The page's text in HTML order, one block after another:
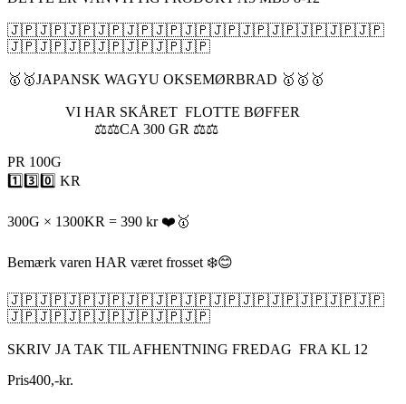
🇯🇵🇯🇵🇯🇵🇯🇵🇯🇵🇯🇵🇯🇵🇯🇵🇯🇵🇯🇵🇯🇵🇯🇵🇯🇵
🇯🇵🇯🇵🇯🇵🇯🇵🇯🇵🇯🇵🇯🇵
🥇🥇JAPANSK WAGYU OKSEMØRBRAD 🥇🥇🥇
VI HAR SKÅRET FLOTTE BØFFER
⚖️⚖️CA 300 GR ⚖️⚖️
PR 100G
1️⃣3️⃣0️⃣ KR
300G × 1300KR = 390 kr ❤️🥇
Bemærk varen HAR været frosset ❄️😊
🇯🇵🇯🇵🇯🇵🇯🇵🇯🇵🇯🇵🇯🇵🇯🇵🇯🇵🇯🇵🇯🇵🇯🇵🇯🇵
🇯🇵🇯🇵🇯🇵🇯🇵🇯🇵🇯🇵🇯🇵
SKRIV JA TAK TIL AFHENTNING FREDAG FRA KL 12
Pris400,-kr.